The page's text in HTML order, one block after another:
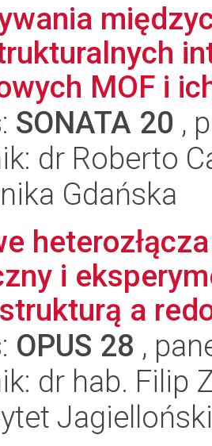
MOF i
SONATA 20 ,
dr Roberto
Gdańska
i
a
OPUS 28 ,
dr hab. Filip
Jagielloński